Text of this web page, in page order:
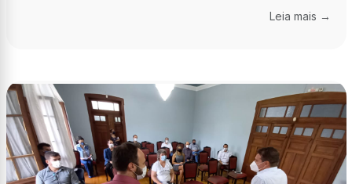
Leia mais →